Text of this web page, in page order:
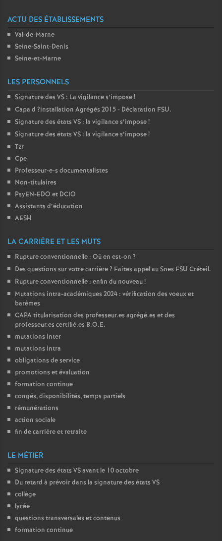
a
T
o
ACTU DES ÉTABLISSEMENTS
Val-de-Marne
Seine-Saint-Denis
Seine-et-Marne
LES PERSONNELS
Signature des VS : La vigilance s’impose!
Capa d ?installation Agrégés 2015 - Déclaration FSU.
Signature des états VS : la vigilance s’impose!
Signature des états VS : la vigilance s’impose!
Tzr
Cpe
Professeur-e-s documentalistes
Non-titulaires
PsyEN-EDO et DCIO
Assistants d’éducation
AESH
LA CARRIÈRE ET LES MUTS
Rupture conventionnelle : Où en est-on ?
Des questions sur votre carrière? Faites appel au Snes FSU Créteil.
Rupture conventionnelle : enfin du nouveau!
Mutations intra-académiques 2024 : vérification des voeux et
barèmes
CAPAtitularisation des professeur.es agrégé.es et des
professeur.es certifié.es B.O.E.
mutations inter
mutations intra
obligations de service
promotions et évaluation
formation continue
congés, disponibilités, temps partiels
rémunérations
action sociale
fin de carrière et retraite
LE MÉTIER
Signature des états VSavant le 10 octobre
Du retard à prévoir dans la signature des états VS
collège
lycée
questions transversales et contenus
formation continue